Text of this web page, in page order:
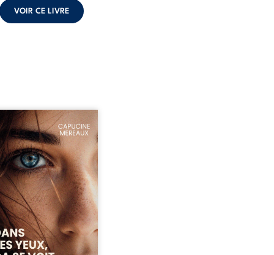
VOIR CE LIVRE
ans, Violette peine à
sa place dans la
Entre timidité,
et peur du
elle avance avec le
d’être différente,
comprendre pleinement
l’habite. Sa rencontre
Louise bouleverse ses
et fait naître en elle
émotions longtemps
Des années plus
alors qu’elle s’apprête à ...